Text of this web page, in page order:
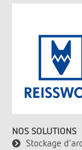
NOS SOLUTIONS
Stockage